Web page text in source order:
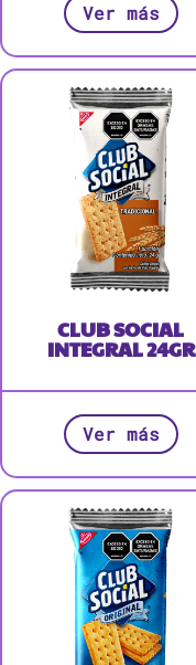
Ver más
CLUB SOCIAL
INTEGRAL 24GR
Ver más